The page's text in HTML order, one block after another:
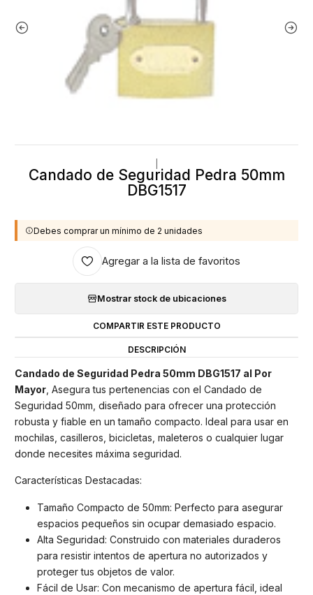
Candado de Seguridad Pedra 50mm
DBG1517
Debes comprar un mínimo de 2 unidades
Agregar a la lista de favoritos
Mostrar stock de ubicaciones
COMPARTIR ESTE PRODUCTO
DESCRIPCIÓN
Candado de Seguridad Pedra 50mm DBG1517 al Por
Mayor , Asegura tus pertenencias con el Candado de
Seguridad 50mm, diseñado para ofrecer una protección
robusta y fiable en un tamaño compacto. Ideal para usar en
mochilas, casilleros, bicicletas, maleteros o cualquier lugar
donde necesites máxima seguridad.
Características Destacadas:
Tamaño Compacto de 50mm: Perfecto para asegurar
espacios pequeños sin ocupar demasiado espacio.
Alta Seguridad: Construido con materiales duraderos
para resistir intentos de apertura no autorizados y
proteger tus objetos de valor.
Fácil de Usar: Con mecanismo de apertura fácil, ideal